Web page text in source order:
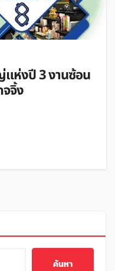
แห่งปี 3 งานซ้อน
จิ้ง
ค้นหา